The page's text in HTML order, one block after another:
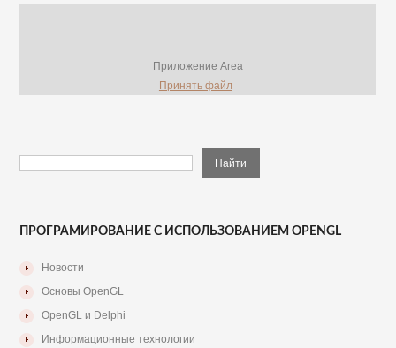
Приложение Area
Принять файл
ПРОГРАМИРОВАНИЕ С ИСПОЛЬЗОВАНИЕМ OPENGL
Новости
Основы OpenGL
OpenGL и Delphi
Информационные технологии